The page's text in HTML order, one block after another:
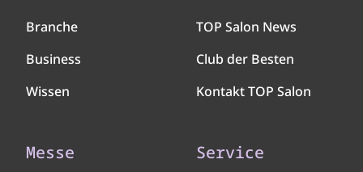
Branche
Business
Wissen
TOP Salon News
Club der Besten
Kontakt TOP Salon
Messe Service